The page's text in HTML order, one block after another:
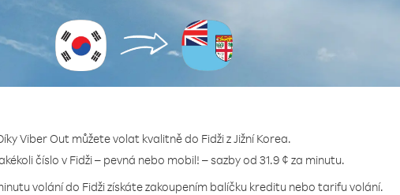
Viber Out můžete volat kvalitně do Fidži z Jižní Korea.
číslo v Fidži – pevná nebo mobil! – sazby od 31.9 ¢ za minutu.
volání do Fidži získáte zakoupením balíčku kreditu nebo tarifu volání.